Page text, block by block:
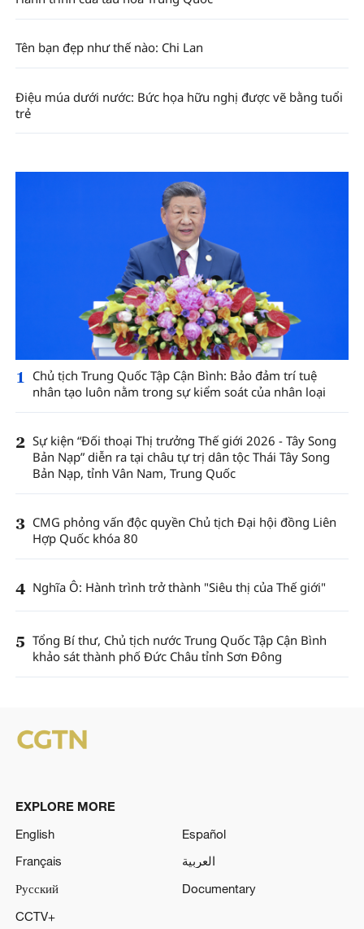
Tên bạn đẹp như thế nào: Chi Lan
Điệu múa dưới nước: Bức họa hữu nghị được vẽ bằng tuổi
trẻ
1
Chủ tịch Trung Quốc Tập Cận Bình: Bảo đảm trí tuệ
nhân tạo luôn nằm trong sự kiểm soát của nhân loại
2 Sự kiện “Đối thoại Thị trưởng Thế giới 2026 - Tây Song
Bản Nạp” diễn ra tại châu tự trị dân tộc Thái Tây Song
Bản Nạp, tỉnh Vân Nam, Trung Quốc
3 CMG phỏng vấn độc quyền Chủ tịch Đại hội đồng Liên
Hợp Quốc khóa 80
4 Nghĩa Ô: Hành trình trở thành "Siêu thị của Thế giới"
5 Tổng Bí thư, Chủ tịch nước Trung Quốc Tập Cận Bình
khảo sát thành phố Đức Châu tỉnh Sơn Đông
EXPLORE MORE
English
Español
Français
العربية
Русский
Documentary
CCTV+